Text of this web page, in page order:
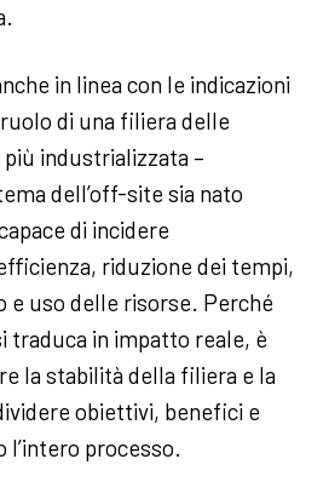
in linea con le indicazioni
di una filiera delle
industrializzata –
dell’off-site sia nato
di incidere
riduzione dei tempi,
uso delle risorse. Perché
traduca in impatto reale, è
la stabilità della filiera e la
obiettivi, benefici e
l’intero processo.